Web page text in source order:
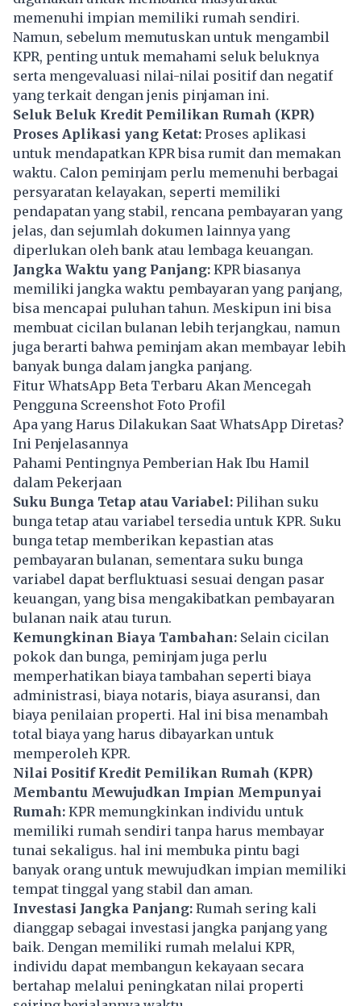
memenuhi impian memiliki rumah sendiri.
Namun, sebelum memutuskan untuk mengambil
KPR, penting untuk memahami seluk beluknya
serta mengevaluasi nilai-nilai positif dan negatif
yang terkait dengan jenis pinjaman ini.
Seluk Beluk Kredit Pemilikan Rumah (KPR)
Proses Aplikasi yang Ketat: Proses aplikasi
untuk mendapatkan KPR bisa rumit dan memakan
waktu. Calon peminjam perlu memenuhi berbagai
persyaratan kelayakan, seperti memiliki
pendapatan yang stabil, rencana pembayaran yang
jelas, dan sejumlah dokumen lainnya yang
diperlukan oleh bank atau lembaga keuangan.
Jangka Waktu yang Panjang: KPR biasanya
memiliki jangka waktu pembayaran yang panjang,
bisa mencapai puluhan tahun. Meskipun ini bisa
membuat cicilan bulanan lebih terjangkau, namun
juga berarti bahwa peminjam akan membayar lebih
banyak bunga dalam jangka panjang.
Fitur WhatsApp Beta Terbaru Akan Mencegah
Pengguna Screenshot Foto Profil
Apa yang Harus Dilakukan Saat WhatsApp Diretas?
Ini Penjelasannya
Pahami Pentingnya Pemberian Hak Ibu Hamil
dalam Pekerjaan
Suku Bunga Tetap atau Variabel: Pilihan suku
bunga tetap atau variabel tersedia untuk KPR. Suku
bunga tetap memberikan kepastian atas
pembayaran bulanan, sementara suku bunga
variabel dapat berfluktuasi sesuai dengan pasar
keuangan, yang bisa mengakibatkan pembayaran
bulanan naik atau turun.
Kemungkinan Biaya Tambahan: Selain cicilan
pokok dan bunga, peminjam juga perlu
memperhatikan biaya tambahan seperti biaya
administrasi, biaya notaris, biaya asuransi, dan
biaya penilaian properti. Hal ini bisa menambah
total biaya yang harus dibayarkan untuk
memperoleh KPR.
Nilai Positif Kredit Pemilikan Rumah (KPR)
Membantu Mewujudkan Impian Mempunyai
Rumah: KPR memungkinkan individu untuk
memiliki rumah sendiri tanpa harus membayar
tunai sekaligus. hal ini membuka pintu bagi
banyak orang untuk mewujudkan impian memiliki
tempat tinggal yang stabil dan aman.
Investasi Jangka Panjang: Rumah sering kali
dianggap sebagai investasi jangka panjang yang
baik. Dengan memiliki rumah melalui KPR,
individu dapat membangun kekayaan secara
bertahap melalui peningkatan nilai properti